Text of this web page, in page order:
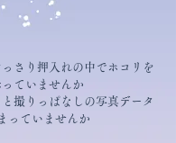
さり押入れの中でホコリを
っていませんか
撮りっぱなしの写真データ
っていませんか